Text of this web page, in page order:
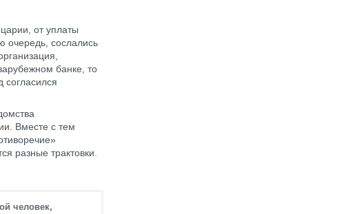
от уплаты
очередь, сослались
банке, то
согласился
Вместе с тем
разные трактовки.
человек,